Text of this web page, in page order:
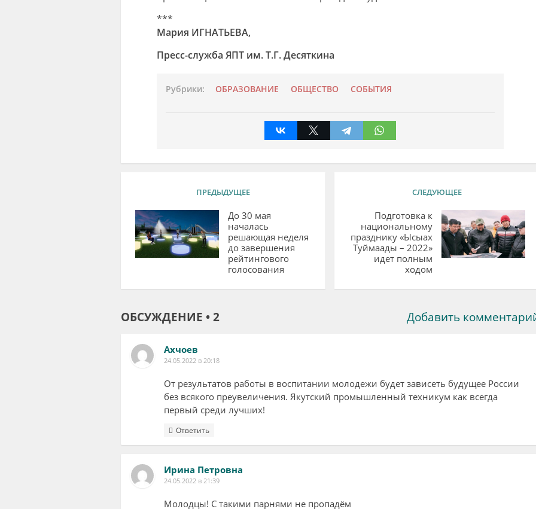
***
Мария ИГНАТЬЕВА,
Пресс-служба ЯПТ им. Т.Г. Десяткина
Рубрики: ОБРАЗОВАНИЕ ОБЩЕСТВО СОБЫТИЯ
ПРЕДЫДУЩЕЕ
До 30 мая
началась
решающая неделя
до завершения
рейтингового
голосования
СЛЕДУЮЩЕЕ
Подготовка к
национальному
празднику «Ысыах
Туймаады – 2022»
идет полным
ходом
ОБСУЖДЕНИЕ • 2 Добавить
Ахчоев
24.05.2022 в 20:18
От результатов работы в воспитании молодежи будет зависеть будущее России
без всякого преувеличения. Якутский промышленный техникум как всегда
первый среди лучших!
Ответить
Ирина Петровна
24.05.2022 в 21:39
Молодцы! С такими парнями не пропадём